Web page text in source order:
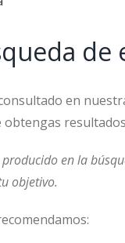
en
obtengas
en la
objetivo.